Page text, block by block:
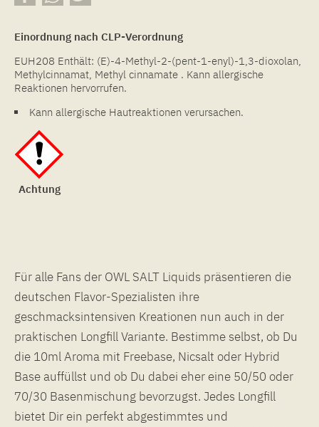
Einordnung nach CLP-Verordnung
EUH208 Enthält: (E)-4-Methyl-2-(pent-1-enyl)-1,3-dioxolan,
Methylcinnamat, Methyl cinnamate . Kann allergische
Reaktionen hervorrufen.
Kann allergische Hautreaktionen verursachen.
Achtung
Für alle Fans der OWL SALT Liquids präsentieren die
deutschen Flavor-Spezialisten ihre
geschmacksintensiven Kreationen nun auch in der
praktischen Longfill Variante. Bestimme selbst, ob Du
die 10ml Aroma mit Freebase, Nicsalt oder Hybrid
Base auffüllst und ob Du dabei eher eine 50/50 oder
70/30 Basenmischung bevorzugst. Jedes Longfill
bietet Dir ein perfekt abgestimmtes und